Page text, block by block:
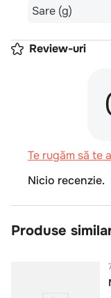
Sare (g)
Review-uri
Te rugăm să te
Nicio recenzie.
Produse